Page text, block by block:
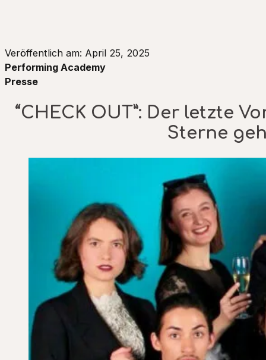
Veröffentlich am: April 25, 2025
Performing Academy
Presse
“CHECK OUT”: Der letzte
Sterne